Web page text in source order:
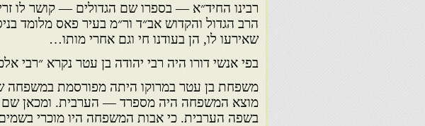
רבינו החיד״א — בספרו שם הגדולים — קושר לו
הרב הגדול והקדוש אב״ד ור״מ בעיר פאס מלומד
שאירעו לו, הן בעודנו חי וגם אחרי מותו…
בפי אנשי דורו היה רבי יהודה בן עטר נקרא ״רבי
משפחת בן עטר במרוקו היתה מפורסמת במשפחה
מוצא המשפחה היה מספרד — הערבית. ומכאן שם
בשפה הערבית. כי אבות המשפחה היו מוכרי